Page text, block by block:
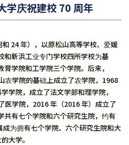
学庆祝建校 70 周年
24 年），以原松山高等学校、爱媛
和新浜工业专门学校四所学校为基
学院和工学院三个学院。后来，
农学院的基础上成立了农学院，1968
学院，成立了法文学部和理学院，
医学院，2016 年（2016 年）成立了
共有七个学院和六个研究生院，约有
为拥有七个学院、六个研究生院和大
大学。